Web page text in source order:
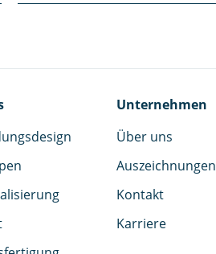
Unternehmen
Über uns
Auszeichnungen
Kontakt
Karriere